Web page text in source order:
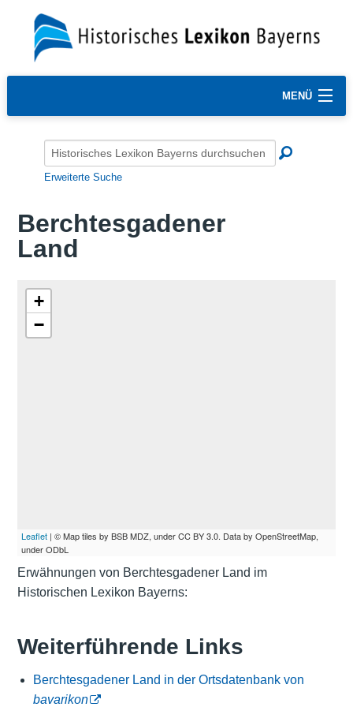
MENÜ
Erweiterte Suche
Berchtesgadener
Land
+
−
Leaflet| © Map tiles by BSB MDZ, under CC BY 3.0. Data by OpenStreetMap,
under ODbL
Erwähnungen von Berchtesgadener Land im
Historischen Lexikon Bayerns:
Weiterführende Links
Berchtesgadener Land in der Ortsdatenbank von
bavarikon